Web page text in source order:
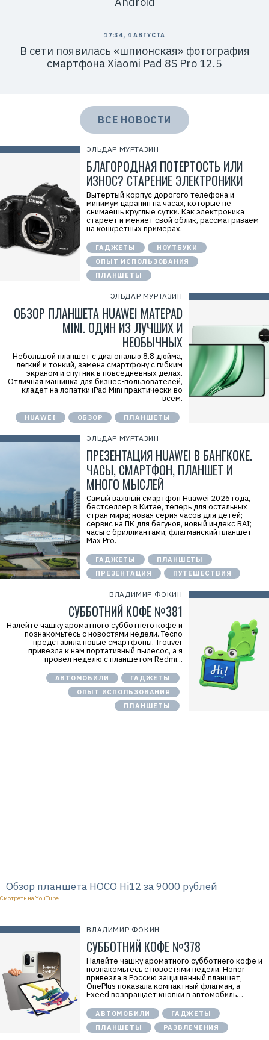
ЭЛЬДАР МУРТАЗИН
БЛАГОРОДНАЯ ПОТЕРТОСТЬ ИЛИ
ИЗНОС? СТАРЕНИЕ ЭЛЕКТРОНИКИ
Вытертый корпус дорогого телефона и
минимум царапин на часах, которые не
снимаешь круглые сутки. Как электроника
стареет и меняет свой облик, рассматриваем
на конкретных примерах.
ГАДЖЕТЫ
НОУТБУКИ
ОПЫТ ИСПОЛЬЗОВАНИЯ
ПЛАНШЕТЫ
ЭЛЬДАР МУРТАЗИН
ОБЗОР ПЛАНШЕТА HUAWEI MATEPAD
MINI. ОДИН ИЗ ЛУЧШИХ И
НЕОБЫЧНЫХ
Небольшой планшет с диагональю 8.8 дюйма,
легкий и тонкий, замена смартфону с гибким
экраном и спутник в повседневных делах.
Отличная машинка для бизнес-пользователей,
кладет на лопатки iPad Mini практически во
всем.
HUAWEI ОБЗОР ПЛАНШЕТЫ
ЭЛЬДАР МУРТАЗИН
ПРЕЗЕНТАЦИЯ HUAWEI В БАНГКОКЕ.
ЧАСЫ, СМАРТФОН, ПЛАНШЕТ И
МНОГО МЫСЛЕЙ
Самый важный смартфон Huawei 2026 года,
бестселлер в Китае, теперь для остальных
стран мира; новая серия часов для детей;
сервис на ПК для бегунов, новый индекс RAI;
часы с бриллиантами; флагманский планшет
Max Pro.
ГАДЖЕТЫ
ПЛАНШЕТЫ
ПРЕЗЕНТАЦИЯ
ПУТЕШЕСТВИЯ
ВЛАДИМИР ФОКИН
СУББОТНИЙ КОФЕ №381
Налейте чашку ароматного субботнего кофе и
познакомьтесь с новостями недели. Tecno
представила новые смартфоны, Trouver
привезла к нам портативный пылесос, а я
провел неделю с планшетом Redmi...
АВТОМОБИЛИ
ГАДЖЕТЫ
ОПЫТ ИСПОЛЬЗОВАНИЯ
ПЛАНШЕТЫ
ВЛАДИМИР ФОКИН
СУББОТНИЙ КОФЕ №378
Налейте чашку ароматного субботнего кофе и
познакомьтесь с новостями недели. Honor
привезла в Россию защищенный планшет,
OnePlus показала компактный флагман, а
Exeed возвращает кнопки в автомобиль…
АВТОМОБИЛИ
ГАДЖЕТЫ
ПЛАНШЕТЫ
РАЗВЛЕЧЕНИЯ
Р
е
к
а
м
а
.
17:34, 4 АВГУСТА
В сети появилась «шпионская» фотография
смартфона Xiaomi Pad 8S Pro 12.5
ВСЕ НОВОСТИ
Обзор планшета HOCO Hi12 за 9000 рублей
Смотреть на YouTube